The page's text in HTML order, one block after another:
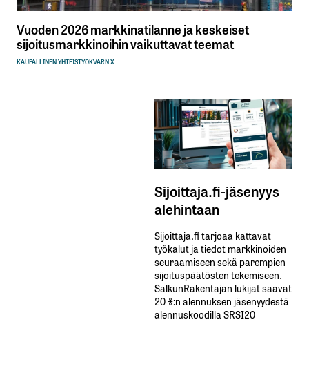
Vuoden 2026 markkinatilanne ja keskeiset
sijoitusmarkkinoihin vaikuttavat teemat
KAUPALLINEN YHTEISTYÖKVARN X
Sijoittaja.fi-jäsenyys
alehintaan
Sijoittaja.fi tarjoaa kattavat
työkalut ja tiedot markkinoiden
seuraamiseen sekä parempien
sijoituspäätösten tekemiseen.
SalkunRakentajan lukijat saavat
20 %:n alennuksen jäsenyydestä
alennuskoodilla SRSI20